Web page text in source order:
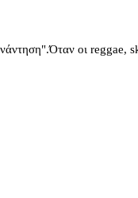
οι reggae,